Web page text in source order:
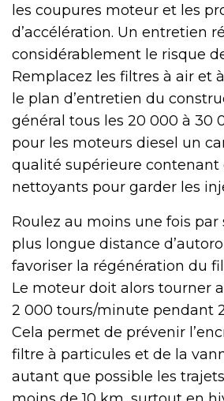
les coupures moteur et les
d’accélération. Un entretien
considérablement le risque
Remplacez les filtres à air et
le plan d’entretien du
général tous les 20 000 à 30
pour les moteurs diesel un
qualité supérieure contenant
nettoyants pour garder les
Roulez au moins une fois
plus longue distance
favoriser la régénération du
Le moteur doit alors tourner
2 000 tours/minute pendant
Cela permet de prévenir
filtre à particules et de la
autant que possible les